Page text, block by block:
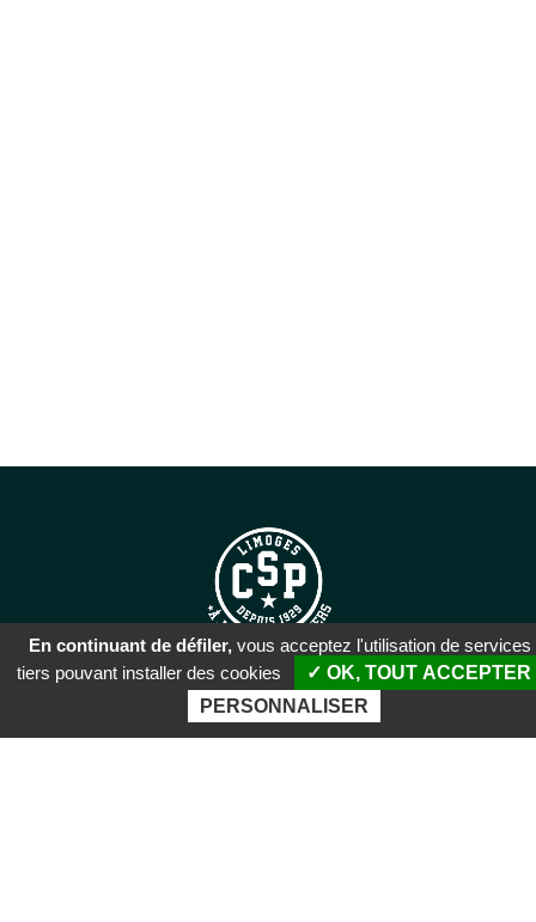
SIÈGE SOCIAL
51 rue Descartes
En continuant de défiler, vous acceptez l'utilisation de services
tiers pouvant installer des cookies
✓ OK, TOUT ACCEPTER
PERSONNALISER